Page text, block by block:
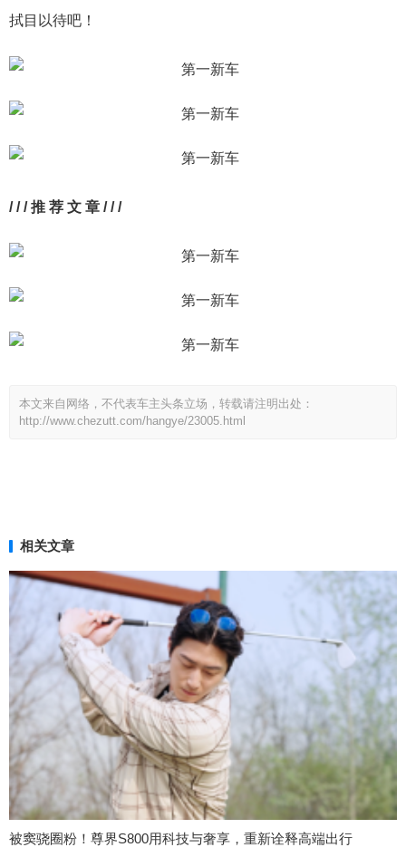
拭目以待吧！
/ / / 推 荐 文 章 / / /
本文来自网络，不代表车主头条立场，转载请注明出处：
http://www.chezutt.com/hangye/23005.html
相关文章
被窦骁圈粉！尊界S800用科技与奢享，重新诠释高端出行